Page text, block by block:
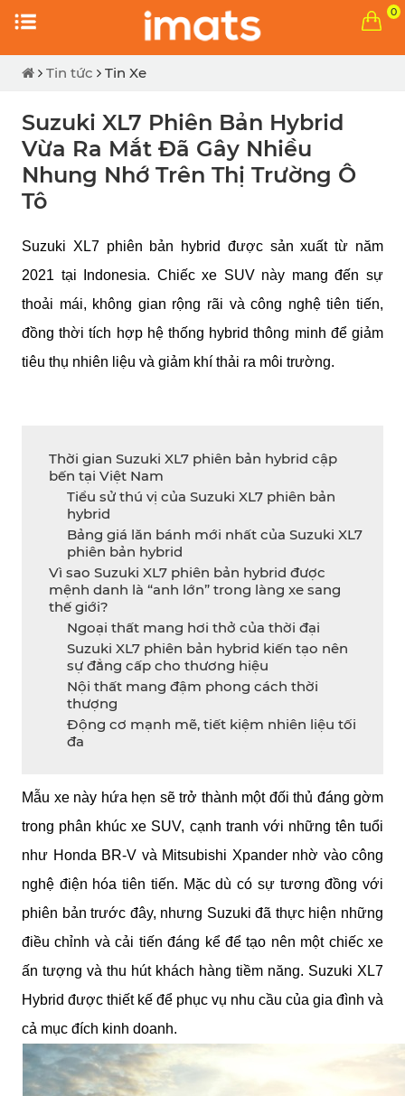
0
Tin tức Tin Xe
Suzuki XL7 Phiên Bản Hybrid
Vừa Ra Mắt Đã Gây Nhiều
Nhung Nhớ Trên Thị Trường Ô
Tô
Suzuki XL7 phiên bản hybrid được sản xuất từ năm
2021 tại Indonesia. Chiếc xe SUV này mang đến sự
thoải mái, không gian rộng rãi và công nghệ tiên tiến,
đồng thời tích hợp hệ thống hybrid thông minh để giảm
tiêu thụ nhiên liệu và giảm khí thải ra môi trường.
Thời gian Suzuki XL7 phiên bản hybrid cập
bến tại Việt Nam
Tiểu sử thú vị của Suzuki XL7 phiên bản
hybrid
Bảng giá lăn bánh mới nhất của Suzuki XL7
phiên bản hybrid
Vì sao Suzuki XL7 phiên bản hybrid được
mệnh danh là “anh lớn” trong làng xe sang
thế giới?
Ngoại thất mang hơi thở của thời đại
Suzuki XL7 phiên bản hybrid kiến tạo nên
sự đẳng cấp cho thương hiệu
Nội thất mang đậm phong cách thời
thượng
Động cơ mạnh mẽ, tiết kiệm nhiên liệu tối
đa
Mẫu xe này hứa hẹn sẽ trở thành một đối thủ đáng gờm
trong phân khúc xe SUV, cạnh tranh với những tên tuổi
như Honda BR-V và Mitsubishi Xpander nhờ vào công
nghệ điện hóa tiên tiến. Mặc dù có sự tương đồng với
phiên bản trước đây, nhưng Suzuki đã thực hiện những
điều chỉnh và cải tiến đáng kể để tạo nên một chiếc xe
ấn tượng và thu hút khách hàng tiềm năng. Suzuki XL7
Hybrid được thiết kế để phục vụ nhu cầu của gia đình và
cả mục đích kinh doanh.